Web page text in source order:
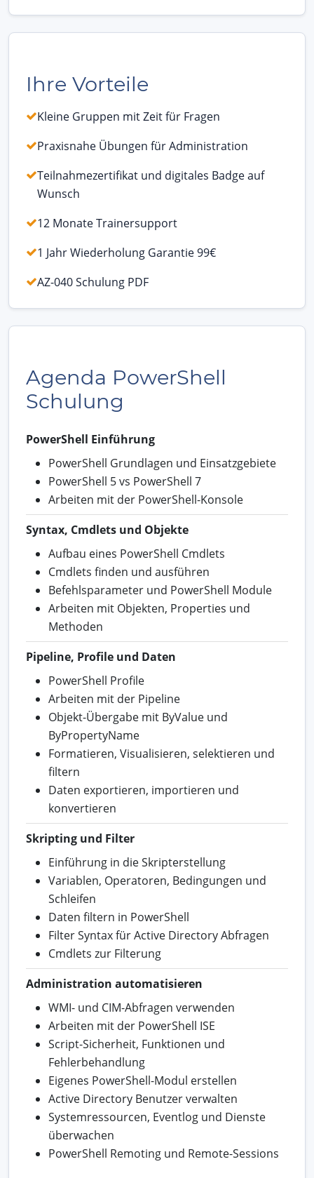
Ihre Vorteile
Kleine Gruppen mit Zeit für Fragen
Praxisnahe Übungen für Administration
Teilnahmezertifikat und digitales Badge auf
Wunsch
12 Monate Trainersupport
1 Jahr Wiederholung Garantie 99€
AZ-040 Schulung PDF
Agenda PowerShell
Schulung
PowerShell Einführung
PowerShell Grundlagen und Einsatzgebiete
PowerShell 5 vs PowerShell 7
Arbeiten mit der PowerShell-Konsole
Syntax, Cmdlets und Objekte
Aufbau eines PowerShell Cmdlets
Cmdlets finden und ausführen
Befehlsparameter und PowerShell Module
Arbeiten mit Objekten, Properties und
Methoden
Pipeline, Profile und Daten
PowerShell Profile
Arbeiten mit der Pipeline
Objekt-Übergabe mit ByValue und
ByPropertyName
Formatieren, Visualisieren, selektieren und
filtern
Daten exportieren, importieren und
konvertieren
Skripting und Filter
Einführung in die Skripterstellung
Variablen, Operatoren, Bedingungen und
Schleifen
Daten filtern in PowerShell
Filter Syntax für Active Directory Abfragen
Cmdlets zur Filterung
Administration automatisieren
WMI- und CIM-Abfragen verwenden
Arbeiten mit der PowerShell ISE
Script-Sicherheit, Funktionen und
Fehlerbehandlung
Eigenes PowerShell-Modul erstellen
Active Directory Benutzer verwalten
Systemressourcen, Eventlog und Dienste
überwachen
PowerShell Remoting und Remote-Sessions